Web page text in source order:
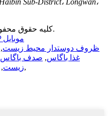
© Copyright - 2010-2022: کلیه حقوق محفوظ است.
AMP موبایل
ظروف دوستدار محیط زیست,
غذا باگاس, صدف باگاس
زیست, ,